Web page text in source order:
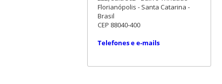
Florianópolis - Santa Catarina -
Brasil
CEP 88040-400
Telefones e e-mails